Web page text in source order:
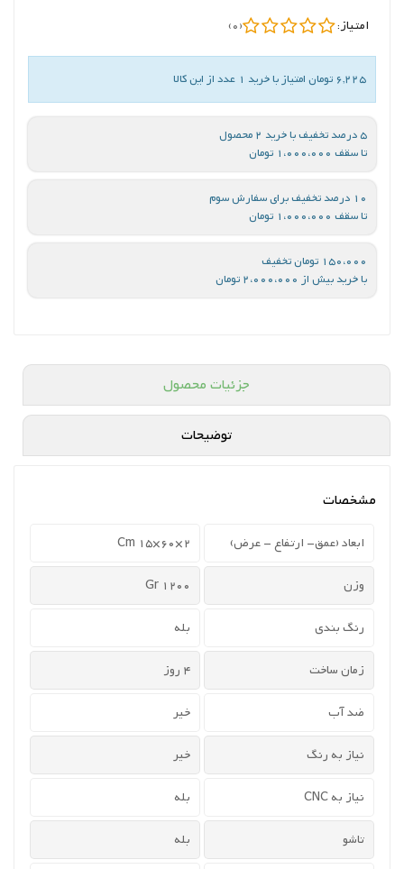
امتیاز: (0)
6,225 تومان امتیاز با خرید 1 عدد از این کالا
5 درصد تخفیف با خرید 2 محصول
تا سقف 1،000،000 تومان
10 درصد تخفیف برای سفارش سوم
تا سقف 1،000،000 تومان
150،000 تومان تخفیف
با خرید بیش از 2،000،000 تومان
جزئیات محصول
توضیحات
مشخصات
ابعاد (عمق- ارتفاع - عرض) 2×60×15 Cm
وزن 1200 Gr
رنگ بندی بله
زمان ساخت 4 روز
ضد آب خیر
نیاز به رنگ خیر
نیاز به CNC بله
تاشو بله